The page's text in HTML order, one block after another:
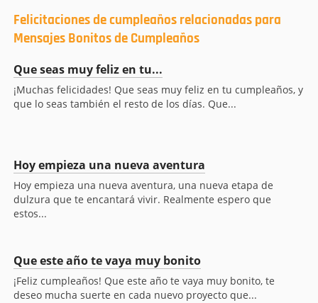
Felicitaciones de cumpleaños relacionadas para
Mensajes Bonitos de Cumpleaños
Que seas muy feliz en tu...
¡Muchas felicidades! Que seas muy feliz en tu cumpleaños, y
que lo seas también el resto de los días. Que...
Hoy empieza una nueva aventura
Hoy empieza una nueva aventura, una nueva etapa de
dulzura que te encantará vivir. Realmente espero que
estos...
Que este año te vaya muy bonito
¡Feliz cumpleaños! Que este año te vaya muy bonito, te
deseo mucha suerte en cada nuevo proyecto que...